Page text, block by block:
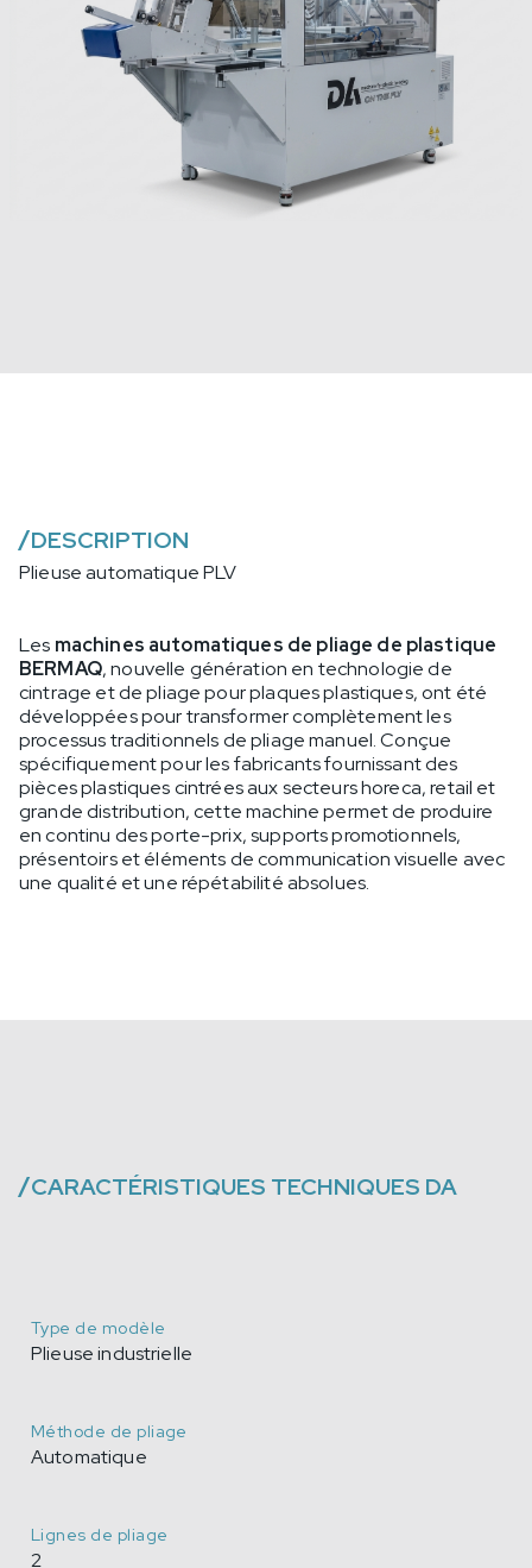
/DESCRIPTION
Plieuse automatique PLV
Les machines automatiques de pliage de plastique
BERMAQ, nouvelle génération en technologie de
cintrage et de pliage pour plaques plastiques, ont été
développées pour transformer complètement les
processus traditionnels de pliage manuel. Conçue
spécifiquement pour les fabricants fournissant des
pièces plastiques cintrées aux secteurs horeca, retail et
grande distribution, cette machine permet de produire
en continu des porte-prix, supports promotionnels,
présentoirs et éléments de communication visuelle avec
une qualité et une répétabilité absolues.
/CARACTÉRISTIQUES TECHNIQUES DA
Type de modèle
Plieuse industrielle
Méthode de pliage
Automatique
Lignes de pliage
2